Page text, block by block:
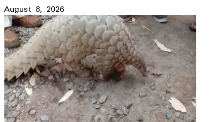
August 8, 2026